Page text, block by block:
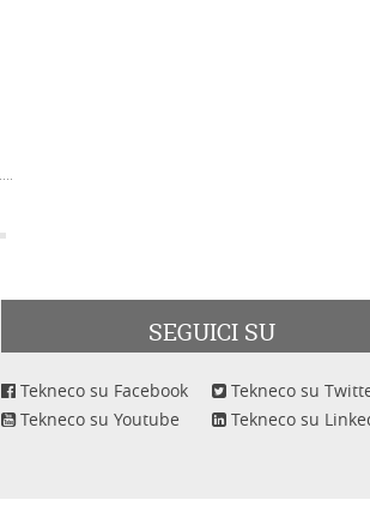
SEGUICI SU
Tekneco su Facebook
Tekneco su
Tekneco su Youtube
Tekneco su